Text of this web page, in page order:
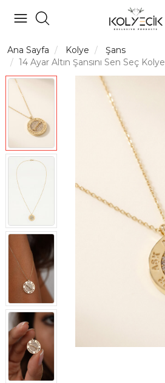
Ana Sayfa Kolye
Şans
14 Ayar Altın Şansını Sen Seç Kolye